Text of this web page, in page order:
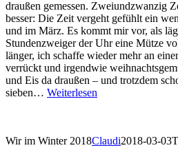
draußen gemessen. Zweiundzwanzig
besser: Die Zeit vergeht gefühlt ein
und im März. Es kommt mir vor, als
Stundenzweiger der Uhr eine Mütze
länger, ich schaffe wieder mehr an
verrückt und irgendwie
und Eis da draußen – und trotzdem
sieben… Weiterlesen
Wir im Winter 2018Claudi2018-03-